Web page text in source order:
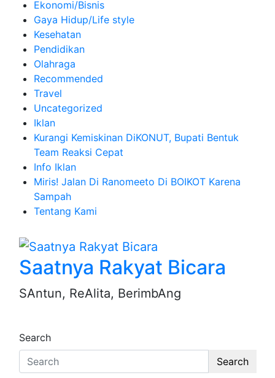
Ekonomi/Bisnis
Gaya Hidup/Life style
Kesehatan
Pendidikan
Olahraga
Recommended
Travel
Uncategorized
Iklan
Kurangi Kemiskinan DiKONUT, Bupati Bentuk
Team Reaksi Cepat
Info Iklan
Miris! Jalan Di Ranomeeto Di BOIKOT Karena
Sampah
Tentang Kami
Saatnya Rakyat Bicara
SAntun, ReAlita, BerimbAng
Search
Search